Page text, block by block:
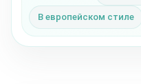
В европейском стиле